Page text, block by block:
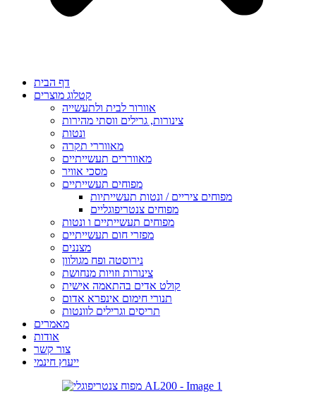
דף הבית
קטלוג מוצרים
אוורור לבית ולתעשייה
צינורות, גרילים ווסתי מהירות
ונטות
מאווררי תקרה
מאווררים תעשייתיים
מסכי אוויר
מפוחים תעשייתיים
מפוחים ציריים / ונטות תעשייתיות
מפוחים צנטריפוגליים
מפוחים תעשייתיים ו ונטות
מפזרי חום תעשייתיים
מצננים
נירוסטה ופח מגולוון
צינורות וזויות מנחושת
קולט אדים בהתאמה אישית
תנורי חימום אינפרא אדום
תריסים וגרילים לוונטות
מאמרים
אודות
צור קשר
ייעוץ חינמי